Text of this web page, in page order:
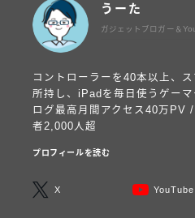
うーた
ガジェットブロガー＆
コントローラーを40本以上、
所持し、iPadを毎日使うゲー
ログ最高月間アクセス40万PV
者2,000人超
プロフィールを読む
X YouTube